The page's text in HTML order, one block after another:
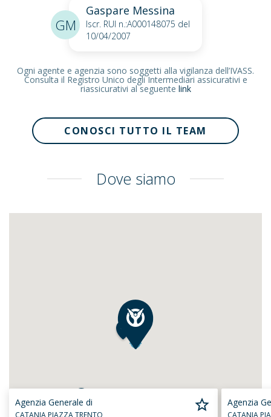
Gaspare Messina
Iscr. RUI n.:A000148075 del
10/04/2007
GM
Ogni agente e agenzia sono soggetti alla vigilanza dell’IVASS.
Consulta il Registro Unico degli Intermediari assicurativi e
riassicurativi al seguente link
CONOSCI TUTTO IL TEAM
Dove siamo
Agenzia Generale di
CATANIA PIAZZA TRENTO
Agenzia
CATANIA